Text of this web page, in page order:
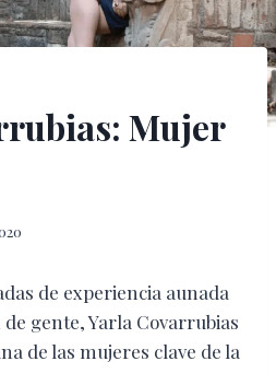
Mujer
de experiencia aunada
gente, Yarla Covarrubias
de las mujeres clave de la